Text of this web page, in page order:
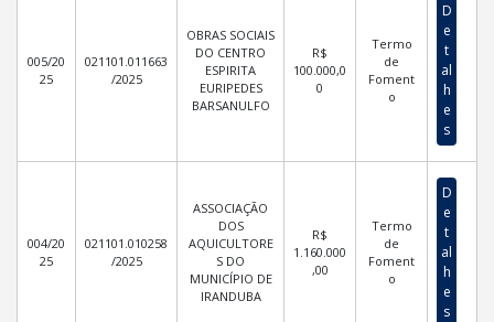
005/20
25
021101.011663
/2025
OBRAS SOCIAIS
DO CENTRO
ESPIRITA
EURIPEDES
BARSANULFO
R$
100.000,0
0
Termo
de
Foment
o
D
e
t
al
h
e
s
004/20
25
021101.010258
/2025
ASSOCIAÇÃO
DOS
AQUICULTORE
S DO
MUNICÍPIO DE
IRANDUBA
R$
1.160.000
,00
Termo
de
Foment
o
D
e
t
al
h
e
s